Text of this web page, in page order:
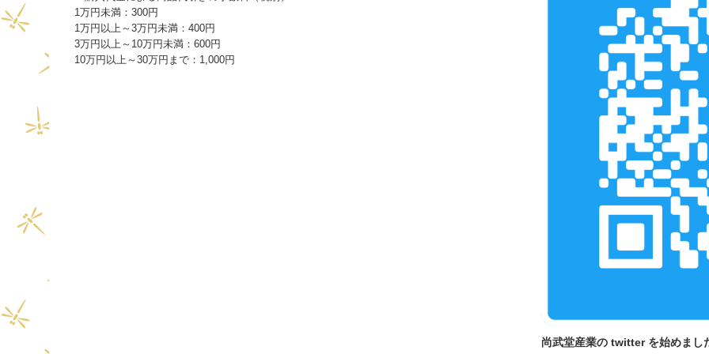
1万円未満：300円
1万円以上～3万円未満：400円
3万円以上～10万円未満：600円
10万円以上～30万円まで：1,000円
尚武堂産業の twitter を始めまし